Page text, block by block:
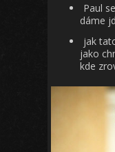
Paul
dáme
jak
jako
kde